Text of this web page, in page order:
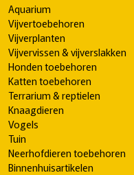
Aquarium
Vijvertoebehoren
Vijverplanten
Vijvervissen & vijverslakken
Honden toebehoren
Katten toebehoren
Terrarium & reptielen
Knaagdieren
Vogels
Tuin
Neerhofdieren toebehoren
Binnenhuisartikelen